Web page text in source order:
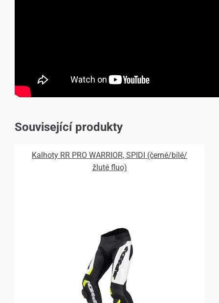
Související produkty
Kalhoty RR PRO WARRIOR, SPIDI (černé/bílé/
žluté fluo)